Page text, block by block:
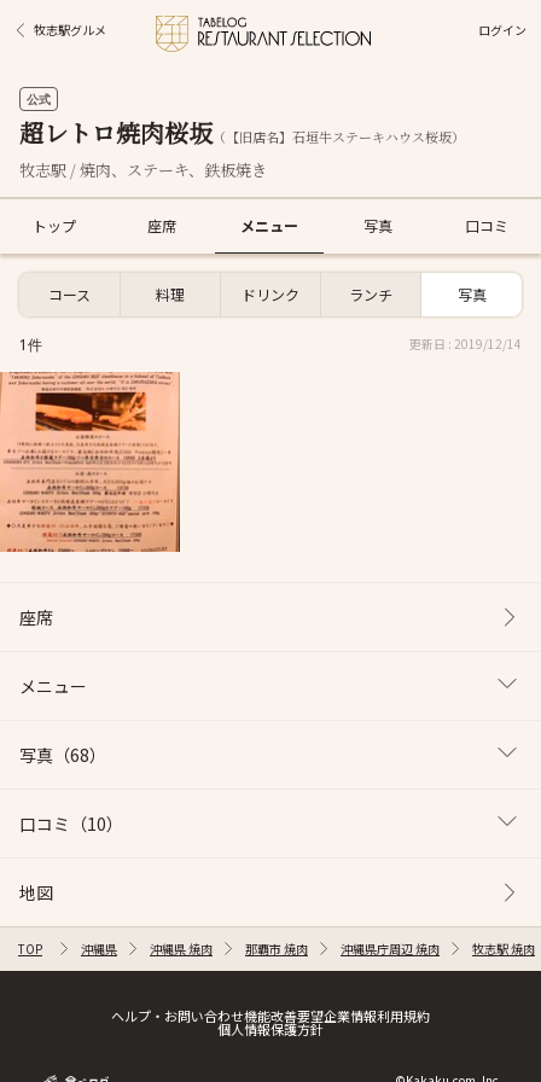
牧志駅グルメ ログイン
公式
超レトロ焼肉桜坂 （【旧店名】石垣牛ステーキハウス桜坂）
牧志駅 / 焼肉、ステーキ、鉄板焼き
トップ 座席 メニュー 写真 口コミ
コース 料理 ドリンク ランチ 写真
1件 更新日 : 2019/12/14
座席
メニュー
写真 （68）
口コミ （10）
地図
TOP 沖縄県 沖縄県 焼肉 那覇市 焼肉 沖縄県庁周辺 焼肉 牧志駅 焼肉
ヘルプ・お問い合わせ機能改善要望企業情報利用規約
個人情報保護方針